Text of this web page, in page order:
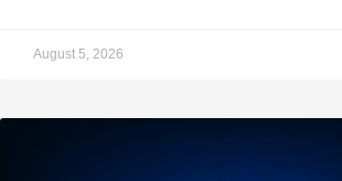
August 5, 2026